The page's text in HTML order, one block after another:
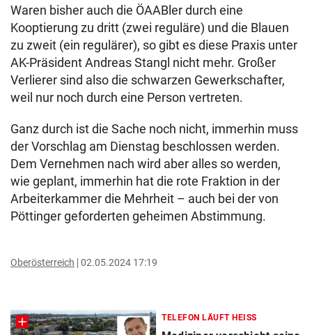
Waren bisher auch die ÖAABler durch eine
Kooptierung zu dritt (zwei reguläre) und die Blauen
zu zweit (ein regulärer), so gibt es diese Praxis unter
AK-Präsident Andreas Stangl nicht mehr. Großer
Verlierer sind also die schwarzen Gewerkschafter,
weil nur noch durch eine Person vertreten.
Ganz durch ist die Sache noch nicht, immerhin muss
der Vorschlag am Dienstag beschlossen werden.
Dem Vernehmen nach wird aber alles so werden,
wie geplant, immerhin hat die rote Fraktion in der
Arbeiterkammer die Mehrheit – auch bei der von
Pöttinger geforderten geheimen Abstimmung.
Oberösterreich 02.05.2024 17:19
TELEFON LÄUFT HEISS